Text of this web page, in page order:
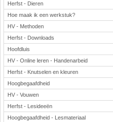
Herfst - Dieren
Hoe maak ik een werkstuk?
HV - Methoden
Herfst - Downloads
Hoofdluis
HV - Online leren - Handenarbeid
Herfst - Knutselen en kleuren
Hoogbegaafdheid
HV - Vouwen
Herfst - Lesideeën
Hoogbegaafdheid - Lesmateriaal